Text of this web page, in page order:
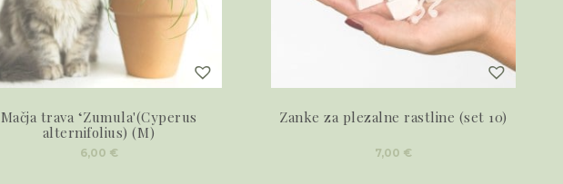
Mačja trava ‘Zumula'(Cyperus
alternifolius) (M)
6,00 €
Zanke za plezalne rastline (set 10)
7,00 €